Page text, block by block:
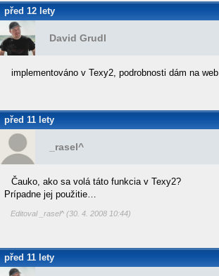
před 12 lety
David Grudl
implementováno v Texy2, podrobnosti dám na web
před 11 lety
_rasel^
Čauko, ako sa volá táto funkcia v Texy2?
Prípadne jej použitie…
Editoval _rasel^ (30. 4. 2008 10:44)
před 11 lety